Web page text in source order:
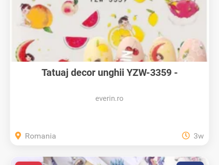
Tatuaj decor unghii YZW-3359 -
everin.ro
Romania 3w